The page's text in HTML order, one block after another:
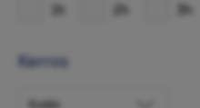
1h 2h 3h
Kerros